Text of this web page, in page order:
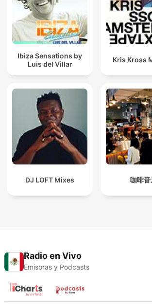
Ibiza Sensations by
Luis del Villar
Kris Kross
DJ LOFT Mixes 咖啡音
Radio en Vivo
Emisoras y Podcasts